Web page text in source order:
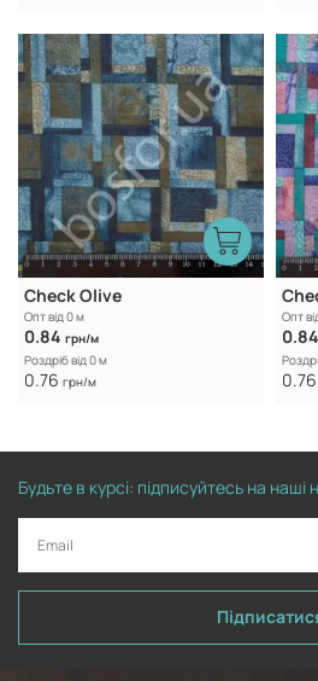
Check Olive
Опт від 0 м
0.84 грн/м
Роздріб від 0 м
0.76 грн/м
Опт
0.84
0.76
Будьте в курсі: підписуйтесь на наші